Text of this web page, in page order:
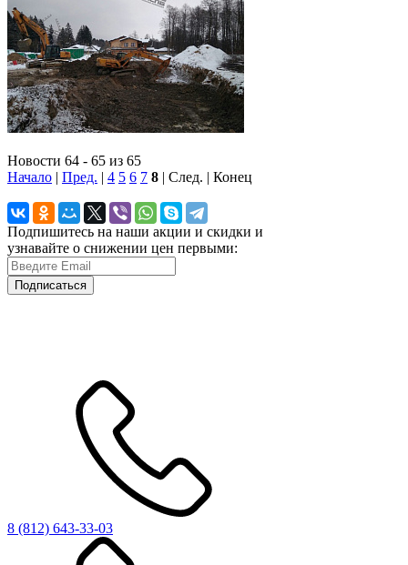
Новости 64 - 65 из 65
Начало | Пред. | 4 5 6 7 8 | След. | Конец
Подпишитесь на наши акции и скидки и
узнавайте о снижении цен первыми:
Подписаться
8 (812) 643-33-03